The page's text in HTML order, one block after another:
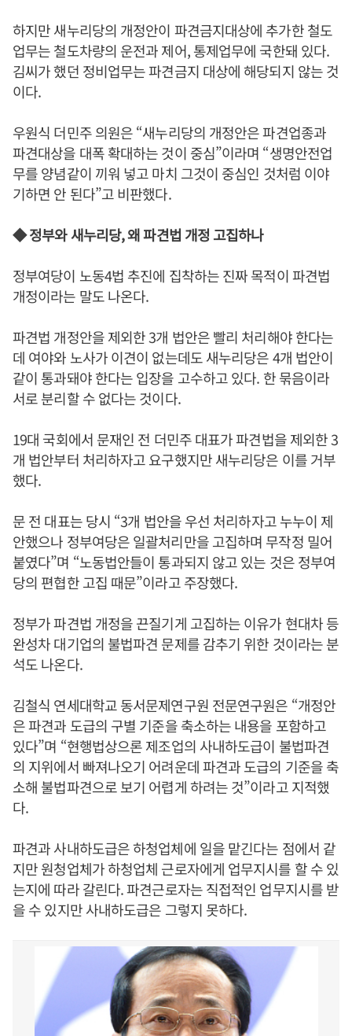
하지만 새누리당의 개정안이 파견금지대상에 추가한 철도
업무는 철도차량의 운전과 제어, 통제업무에 국한돼 있다.
김씨가 했던 정비업무는 파견금지 대상에 해당되지 않는 것
이다.
우원식 더민주 의원은 “새누리당의 개정안은 파견업종과
파견대상을 대폭 확대하는 것이 중심”이라며 “생명안전업
무를 양념같이 끼워 넣고 마치 그것이 중심인 것처럼 이야
기하면 안 된다”고 비판했다.
◆ 정부와 새누리당, 왜 파견법 개정 고집하나
정부여당이 노동4법 추진에 집착하는 진짜 목적이 파견법
개정이라는 말도 나온다.
파견법 개정안을 제외한 3개 법안은 빨리 처리해야 한다는
데 여야와 노사가 이견이 없는데도 새누리당은 4개 법안이
같이 통과돼야 한다는 입장을 고수하고 있다. 한 묶음이라
서로 분리할 수 없다는 것이다.
19대 국회에서 문재인 전 더민주 대표가 파견법을 제외한 3
개 법안부터 처리하자고 요구했지만 새누리당은 이를 거부
했다.
문 전 대표는 당시 “3개 법안을 우선 처리하자고 누누이 제
안했으나 정부여당은 일괄처리만을 고집하며 무작정 밀어
붙였다”며 “노동법안들이 통과되지 않고 있는 것은 정부여
당의 편협한 고집 때문”이라고 주장했다.
정부가 파견법 개정을 끈질기게 고집하는 이유가 현대차 등
완성차 대기업의 불법파견 문제를 감추기 위한 것이라는 분
석도 나온다.
김철식 연세대학교 동서문제연구원 전문연구원은 “개정안
은 파견과 도급의 구별 기준을 축소하는 내용을 포함하고
있다”며 “현행법상으론 제조업의 사내하도급이 불법파견
의 지위에서 빠져나오기 어려운데 파견과 도급의 기준을 축
소해 불법파견으로 보기 어렵게 하려는 것”이라고 지적했
다.
파견과 사내하도급은 하청업체에 일을 맡긴다는 점에서 같
지만 원청업체가 하청업체 근로자에게 업무지시를 할 수 있
는지에 따라 갈린다. 파견근로자는 직접적인 업무지시를 받
을 수 있지만 사내하도급은 그렇지 못하다.